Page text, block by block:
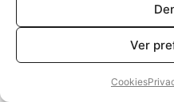
Ver
Cookies